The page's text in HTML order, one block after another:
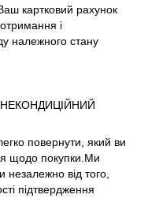
картковий рахунок
і
належного стану
повернути, який ви
щодо покупки.Ми
незалежно від того,
підтвердження